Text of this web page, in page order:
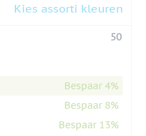
Kies assorti kleuren
50
Bespaar 4%
Bespaar 8%
Bespaar 13%